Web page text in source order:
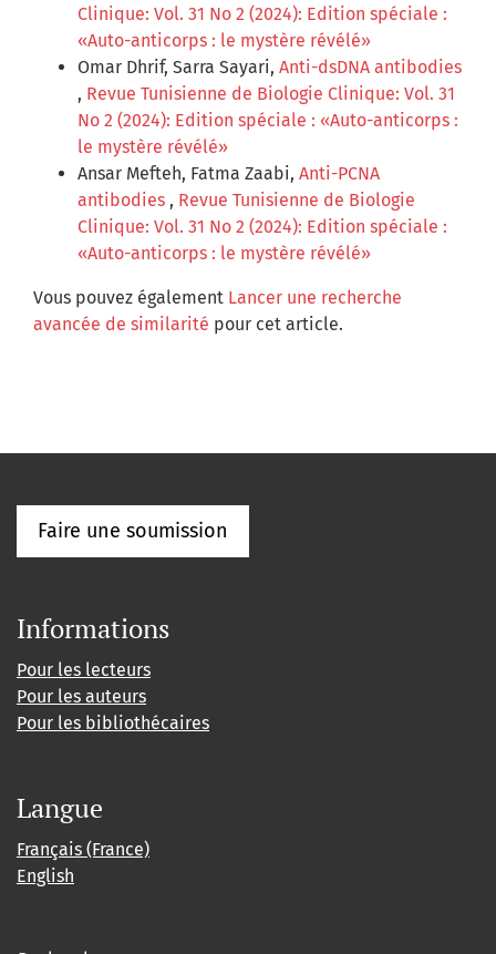
Clinique: Vol. 31 No 2 (2024): Edition spéciale :
«Auto-anticorps : le mystère révélé»
Omar Dhrif, Sarra Sayari, Anti-dsDNA antibodies
, Revue Tunisienne de Biologie Clinique: Vol. 31
No 2 (2024): Edition spéciale : «Auto-anticorps :
le mystère révélé»
Ansar Mefteh, Fatma Zaabi, Anti-PCNA
antibodies , Revue Tunisienne de Biologie
Clinique: Vol. 31 No 2 (2024): Edition spéciale :
«Auto-anticorps : le mystère révélé»
Vous pouvez également Lancer une recherche
avancée de similarité pour cet article.
Faire une soumission
Informations
Pour les lecteurs
Pour les auteurs
Pour les bibliothécaires
Langue
Français (France)
English